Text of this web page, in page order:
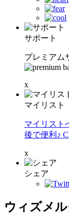
サポート
プレミアム
x
マイリスト
マイリスト
後で便利♪
x
シェア
ウィズメ